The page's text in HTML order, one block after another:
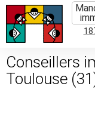
Conseillers
Toulouse